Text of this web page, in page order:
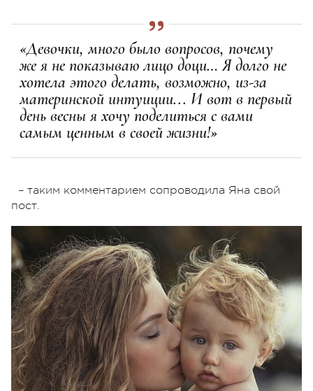
«Девочки, много было вопросов, почему
же я не показываю лицо доци… Я долго не
хотела этого делать, возможно, из-за
материнской интуиции... И вот в первый
день весны я хочу поделиться с вами
самым ценным в своей жизни!»
– таким комментарием сопроводила Яна свой
пост.